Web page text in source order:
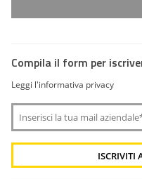
Compila il form per
Leggi l'informativa privacy